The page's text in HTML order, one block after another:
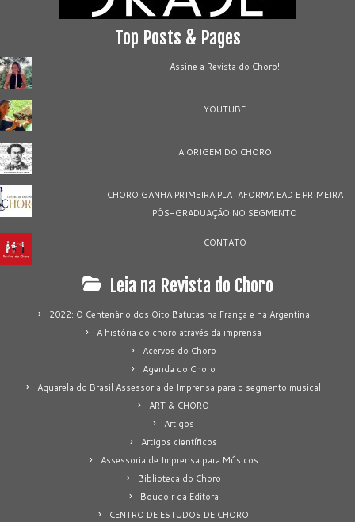
Top Posts & Pages
Assine a Revista do Choro!
YOUTUBE
A ORIGEM DO CHORO
CHORO GANHA PRIMEIRA PLATAFORMA EAD E PRIMEIRA
PÓS-GRADUAÇÃO NO SEGMENTO
CONTATO
Leia na Revista do Choro
2022: O Centenário dos Oito Batutas na França e na Argentina
A história do choro através da imprensa
Acervos do Choro
Agenda do Choro
Aquarela do Brasil Assessoria de Imprensa para o segmento musical
ART & CHORO
Artigos
Artigos científicos
Assessoria de Imprensa para Músicos
Biblioteca do Choro
Boudoir da Editora
CENTRO DE ESTUDOS DE CHORO